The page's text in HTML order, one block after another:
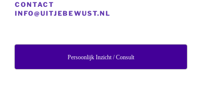
CONTACT
INFO@UITJEBEWUST.NL
Persoonlijk Inzicht / Consult